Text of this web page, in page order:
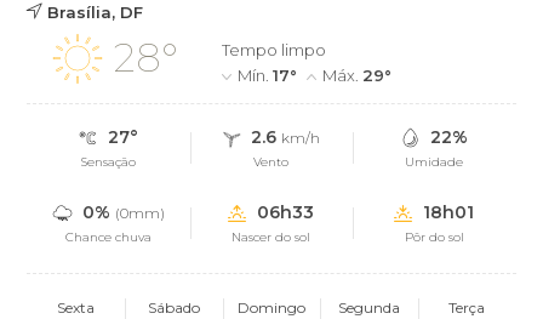
Brasília, DF
28°
Tempo limpo
Mín.17° Máx. 29°
27°
Sensação
2.6 km/h
Vento
22%
Umidade
0% (0mm)
Chance chuva
06h33
Nascer do sol
18h01
Pôr do sol
Sexta Sábado Domingo Segunda Terça